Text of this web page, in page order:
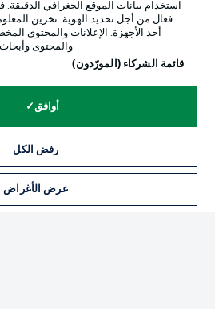
إدارة التفضيلات بيان
القنوات
استخدام بيانات الموقع الجغرافي
فعال من أجل تحديد الهوية. تخزين
أحد الأجهزة. الإعلانات والمحتوى
والمحتوى
قائمة الشركاء (المورّدون)
أوافق
رفض الكل
عرض الأغراض